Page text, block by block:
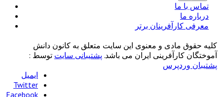
تماس با ما
درباره ما
معرفی کارآفرینان برتر
کلیه حقوق مادی و معنوی این سایت متعلق به کانون دانش
آموختگان کارآفرینی ایران می باشد. پشتیبانی سایت توسط :
پشتیبان وردپرس
ایمیل
Twitter
Facebook